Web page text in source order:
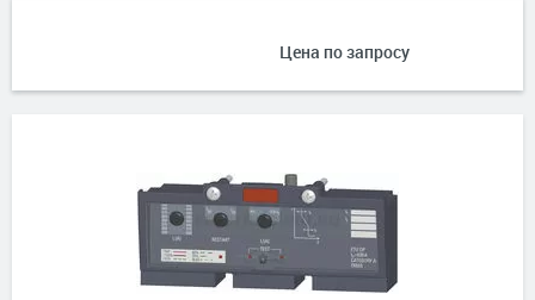
Цена по запросу